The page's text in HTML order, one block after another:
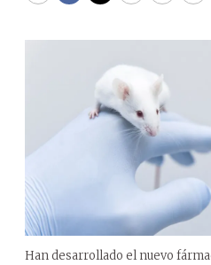
Han desarrollado el nuevo